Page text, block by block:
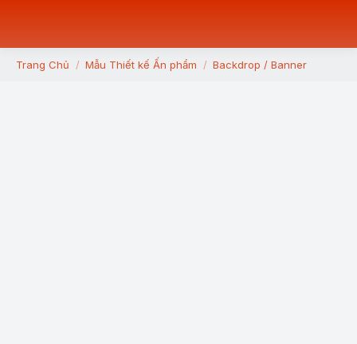
You are here:
Trang Chủ Mẫu Thiết kế Ấn phẩm Backdrop / Banner